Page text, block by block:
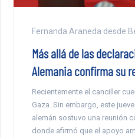
Fernanda Araneda desde
Más allá de las
Alemania confirma su
Recientemente el canciller
Gaza. Sin embargo, este
alemán sostuvo una reunión
donde afirmó que el apoyo